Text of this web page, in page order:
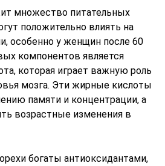
множество питательных
положительно влиять на
особенно у женщин после 60
компонентов является
которая играет важную роль
мозга. Эти жирные кислоты
памяти и концентрации, а
возрастные изменения в
богаты антиоксидантами,